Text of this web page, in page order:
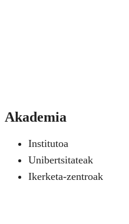
Akademia
Institutoa
Unibertsitateak
Ikerketa-zentroak